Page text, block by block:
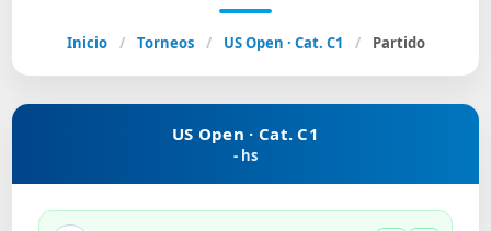
Inicio / Torneos / US Open · Cat. C1 / Partido
US Open · Cat. C1
- hs